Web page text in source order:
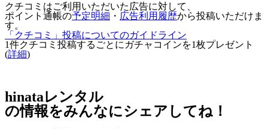
クチコミはご利用いただいた広告に対して、
ポイント通帳の予定明細 ・ 広告利用履歴から投稿いただけま
す。
「クチコミ」投稿についてのガイドライン
1件クチコミ投稿するごとに ガチャコインを1枚プレゼント
(詳細)
hinataレンタル
の情報をみんなにシェアしてね！